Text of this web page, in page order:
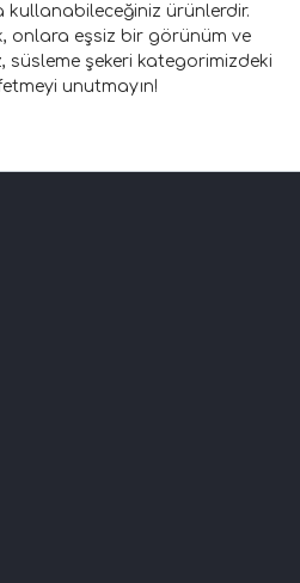
kullanabileceğiniz ürünlerdir.
onlara eşsiz bir görünüm ve
süsleme şekeri kategorimizdeki
unutmayın!